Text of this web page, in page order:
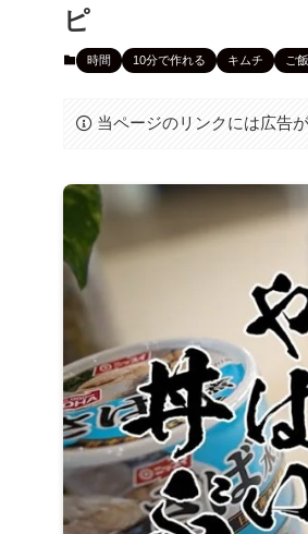
ピ
時間 10分で作れる キムチ ご
当ページのリンクには広告